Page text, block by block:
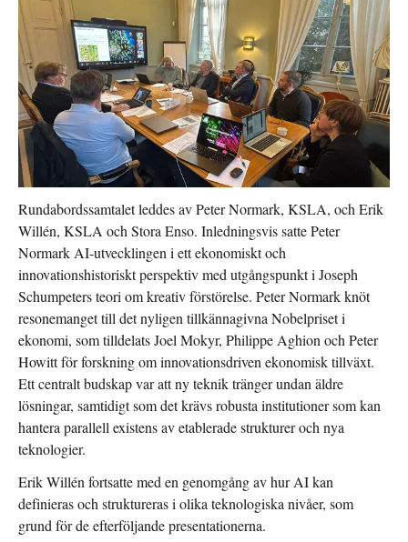
Rundabordssamtalet leddes av Peter Normark, KSLA, och Erik
Willén, KSLA och Stora Enso. Inledningsvis satte Peter
Normark AI-utvecklingen i ett ekonomiskt och
innovationshistoriskt perspektiv med utgångspunkt i Joseph
Schumpeters teori om kreativ förstörelse. Peter Normark knöt
resonemanget till det nyligen tillkännagivna Nobelpriset i
ekonomi, som tilldelats Joel Mokyr, Philippe Aghion och Peter
Howitt för forskning om innovationsdriven ekonomisk tillväxt.
Ett centralt budskap var att ny teknik tränger undan äldre
lösningar, samtidigt som det krävs robusta institutioner som kan
hantera parallell existens av etablerade strukturer och nya
teknologier.
Erik Willén fortsatte med en genomgång av hur AI kan
definieras och struktureras i olika teknologiska nivåer, som
grund för de efterföljande presentationerna.